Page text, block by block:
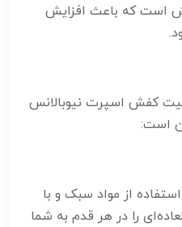
است که باعث افزایش
کفش اسپرت نیوبالانس
است:
از مواد سبک و با
را در هر قدم به شما